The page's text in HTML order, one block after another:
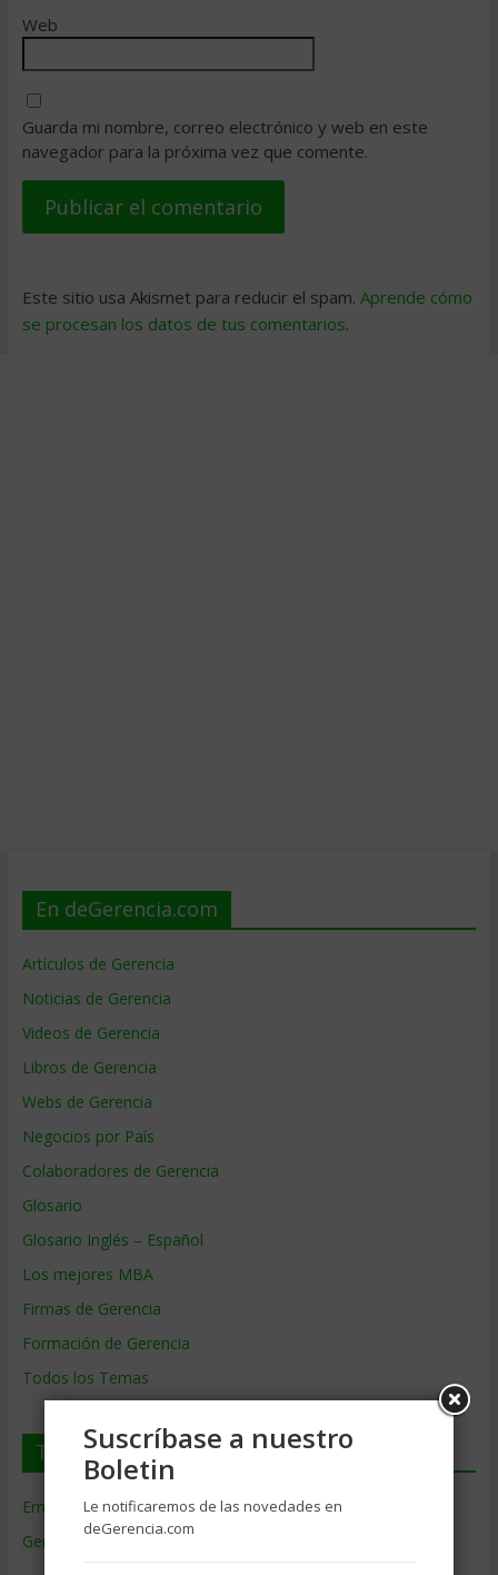
Web
Guarda mi nombre, correo electrónico y web en este
navegador para la próxima vez que comente.
Este sitio usa Akismet para reducir el spam. Aprende cómo
se procesan los datos de tus comentarios.
En deGerencia.com
Artículos de Gerencia
Noticias de Gerencia
Videos de Gerencia
Libros de Gerencia
Webs de Gerencia
Negocios por País
Colaboradores de Gerencia
Glosario
Glosario Inglés – Español
Los mejores MBA
Firmas de Gerencia
Formación de Gerencia
Todos los Temas
Temas de Gerencia
Empresas de Gerencia(38)
Gerencia
Suscríbase a nuestro
Boletin
Le notificaremos de las novedades en
deGerencia.com